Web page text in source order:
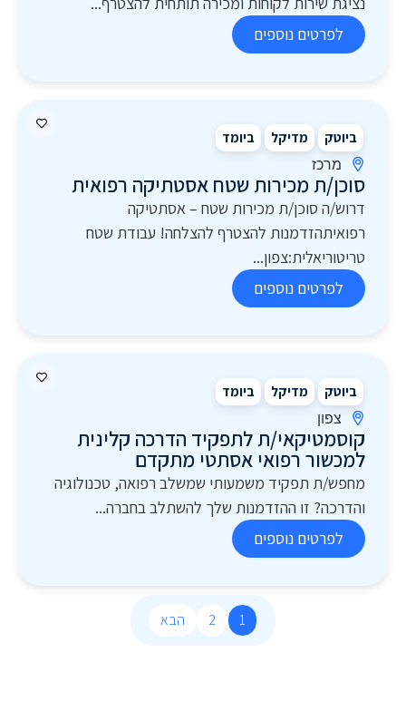
לפרטים נוספים
ביוטק מדיקל ביומד
מרכז
סוכן/ת מכירות שטח אסטתיקה רפואית
דרוש/ה סוכן/ת מכירות שטח – אסתטיקה
רפואיתהזדמנות להצטרף להצלחה! עבודת שטח
טריטוריאלית:צפון...
לפרטים נוספים
ביוטק מדיקל ביומד
צפון
קוסמטיקאי/ת לתפקיד הדרכה קלינית
למכשור רפואי אסתטי מתקדם
מחפש/ת תפקיד משמעותי שמשלב רפואה, טכנולוגיה
והדרכה? זו ההזדמנות שלך להשתלב בחברה...
לפרטים נוספים
1
2 הבא